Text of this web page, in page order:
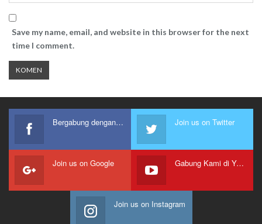
Save my name, email, and website in this browser for the next
time I comment.
Bergabung dengan kami Join us on Twitter
Join us on Google Gabung Kami di Youtube
Join us on Instagram